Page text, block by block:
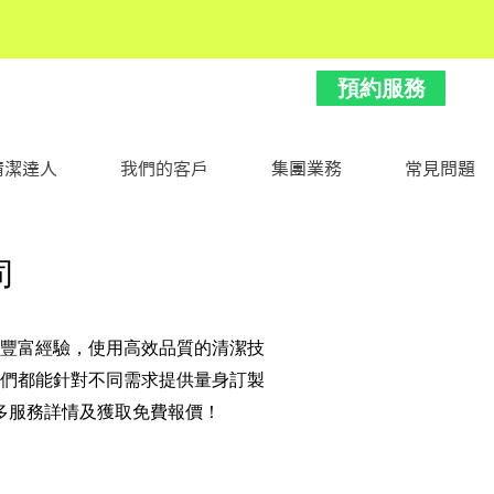
預約服務
潔達人 我們的客戶 集團業務 常見問題
富經驗，使用高效品質的清潔技
都能針對不同需求提供量身訂製
務詳情及獲取免費報價！